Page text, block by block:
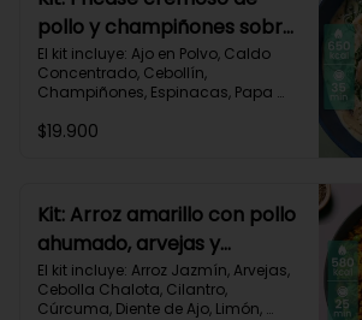
pollo y champiñones sobre
puré de papa y espinacas-
152
El kit incluye: Ajo en Polvo, Caldo
Concentrado, Cebollín,
Champiñones, Espinacas, Papa
Pechuga de Pollo (foto 160g/p),
650 kcal	| Carbohidratos 52g |
Grasas 32g | Proteínas 41g
$19.900
Kit: Arroz amarillo con pollo
ahumado, arvejas y
cilantro-131
El kit incluye: Arroz Jazmín, Arvejas,
Cebolla Chalota, Cilantro,
Cúrcuma, Diente de Ajo, Limón,